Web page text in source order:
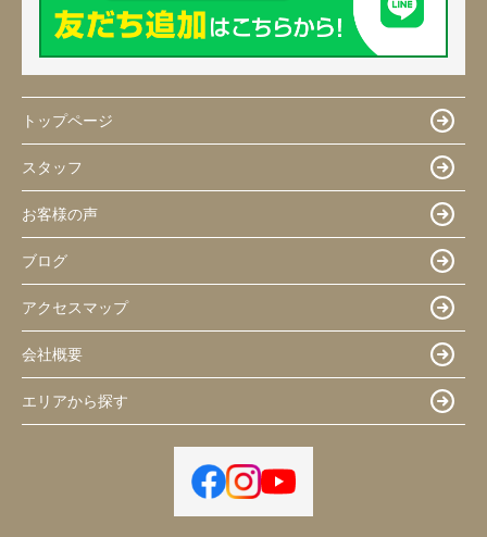
トップページ
スタッフ
お客様の声
ブログ
アクセスマップ
会社概要
エリアから探す